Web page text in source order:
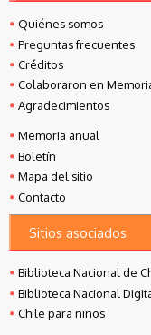
Quiénes somos
Preguntas frecuentes
Créditos
Colaboraron en
Agradecimientos
Memoria anual
Boletín
Mapa del sitio
Contacto
Sitios asociados
Biblioteca Nacional de
Biblioteca Nacional
Chile para niños